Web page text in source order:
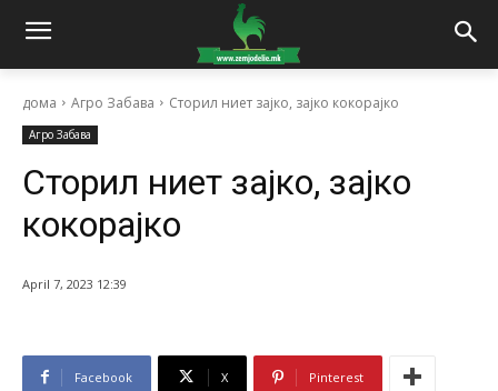
дома Агро Забава Сторил ниет зајко, зајко кокорајко
Агро Забава
Сторил ниет зајко, зајко
кокорајко
April 7, 2023 12:39
Facebook X Pinterest